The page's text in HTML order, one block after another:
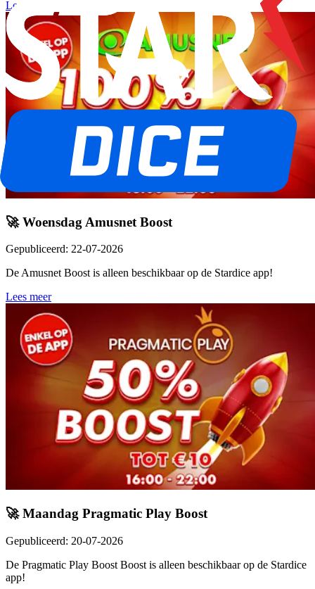
Lees meer
🚀 Woensdag Amusnet Boost
Gepubliceerd: 22-07-2026
De Amusnet Boost is alleen beschikbaar op de Stardice app!
Lees meer
🚀 Maandag Pragmatic Play Boost
Gepubliceerd: 20-07-2026
De Pragmatic Play Boost Boost is alleen beschikbaar op de Stardice
app!